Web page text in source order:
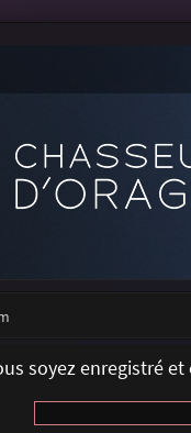
soyez enregistré